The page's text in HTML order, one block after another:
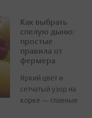
Как выбрать
спелую дыню:
простые
правила от
фермера
Яркий цвет и
сетчатый узор на
корке — главные